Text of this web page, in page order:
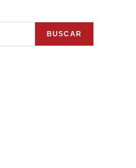
BUSCAR